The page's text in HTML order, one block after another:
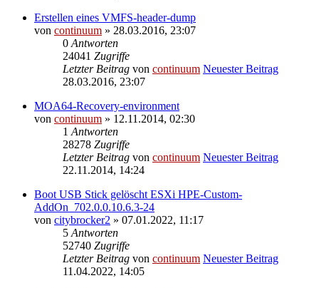
Erstellen eines VMFS-header-dump
von continuum » 28.03.2016, 23:07
0 Antworten
24041 Zugriffe
Letzter Beitrag von continuum Neuester Beitrag
28.03.2016, 23:07
MOA64-Recovery-environment
von continuum » 12.11.2014, 02:30
1 Antworten
28278 Zugriffe
Letzter Beitrag von continuum Neuester Beitrag
22.11.2014, 14:24
Boot USB Stick gelöscht ESXi HPE-Custom-
AddOn_702.0.0.10.6.3-24
von citybrocker2 » 07.01.2022, 11:17
5 Antworten
52740 Zugriffe
Letzter Beitrag von continuum Neuester Beitrag
11.04.2022, 14:05